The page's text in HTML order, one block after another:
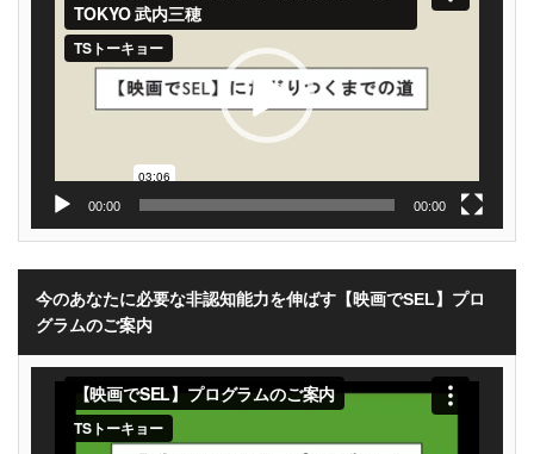
00:00 00:00
今のあなたに必要な非認知能力を伸ばす【映画でSEL】プロ
グラムのご案内
動